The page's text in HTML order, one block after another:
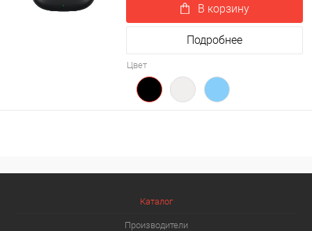
В корзину
Подробнее
Цвет
Каталог
Производители